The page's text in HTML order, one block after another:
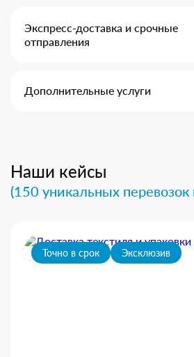
Экспресс-доставка и срочные
отправления
Дополнительные услуги
Наши кейсы
(150 уникальных
Точно в срок Эксклюзив